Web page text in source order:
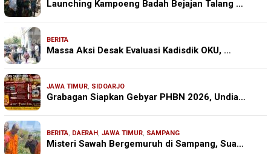
Launching Kampoeng Badah Bejajan Talang …
BERITA
Massa Aksi Desak Evaluasi Kadisdik OKU, …
JAWA TIMUR, SIDOARJO
Grabagan Siapkan Gebyar PHBN 2026, Undia…
BERITA, DAERAH, JAWA TIMUR, SAMPANG
Misteri Sawah Bergemuruh di Sampang, Sua…